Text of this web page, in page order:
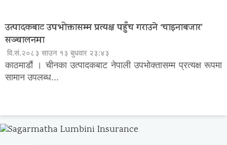
उत्पादकबाट उपभोक्तासम्म प्रत्यक्ष पहुँच गराउने ‘चाइनाबजार’
सञ्चालनमा
वि.सं.२०८३ साउन १३ बुधवार २३:४३
काठमाडौं । चीनका उत्पादकबाट नेपाली उपभोक्तासम्म प्रत्यक्ष रूपमा
सामान उपलब्ध...